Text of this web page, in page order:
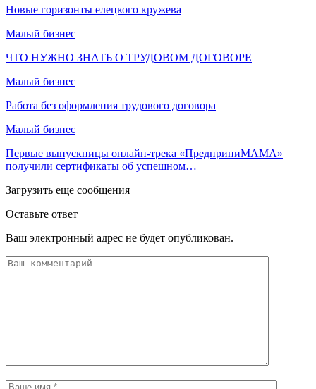
Новые горизонты елецкого кружева
Малый бизнес
ЧТО НУЖНО ЗНАТЬ О ТРУДОВОМ ДОГОВОРЕ
Малый бизнес
Работа без оформления трудового договора
Малый бизнес
Первые выпускницы онлайн-трека «ПредприниМАМА»
получили сертификаты об успешном…
Загрузить еще сообщения
Оставьте ответ
Ваш электронный адрес не будет опубликован.